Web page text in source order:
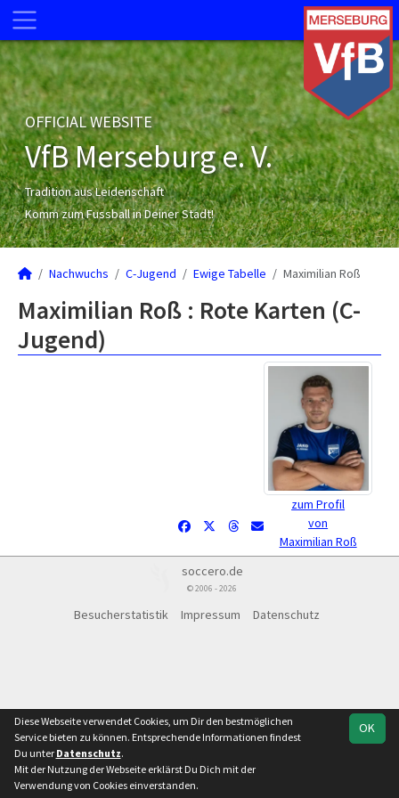
OFFICIAL WEBSITE
VfB Merseburg e. V.
Tradition aus Leidenschaft
Komm zum Fussball in Deiner Stadt!
Nachwuchs C-Jugend Ewige Tabelle Maximilian Roß
Maximilian Roß : Rote Karten (C-
Jugend)
zum Profil
von
Maximilian Roß
soccero.de
© 2006 - 2026
Besucherstatistik Impressum Datenschutz
OK
Diese Webseite verwendet Cookies, um Dir den bestmöglichen
Service bieten zu können. Entsprechende Informationen findest
Du unter Datenschutz.
Mit der Nutzung der Webseite erklärst Du Dich mit der
Verwendung von Cookies einverstanden.